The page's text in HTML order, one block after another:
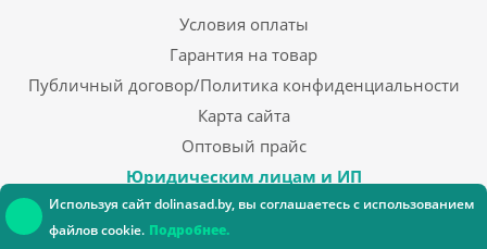
Используя сайт dolinasad.by, вы соглашаетесь с использованием
файлов cookie. Подробнее.
Условия оплаты
Гарантия на товар
Публичный договор/Политика конфиденциальности
Карта сайта
Оптовый прайс
Юридическим лицам и ИП
Блог